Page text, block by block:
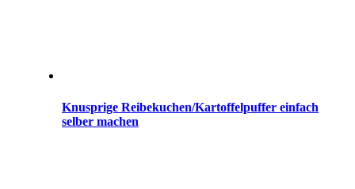
Knusprige Reibekuchen/Kartoffelpuffer einfach
selber machen